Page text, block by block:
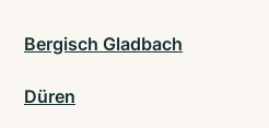
Bergisch Gladbach
Düren